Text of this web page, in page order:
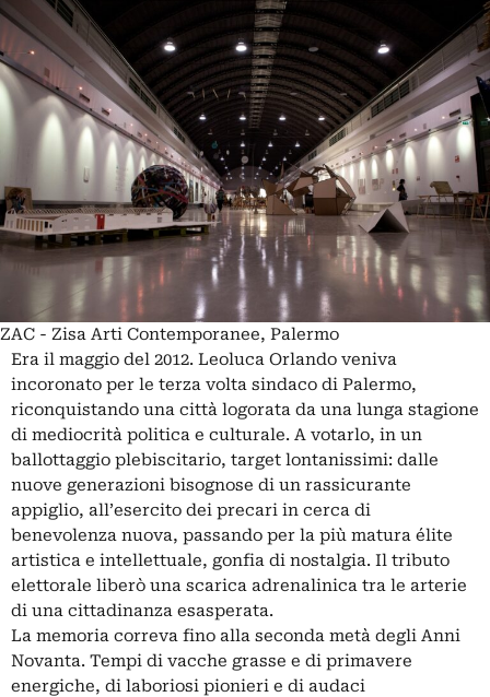
ZAC - Zisa Arti Contemporanee, Palermo
Era il maggio del 2012. Leoluca Orlando veniva
incoronato per le terza volta sindaco di Palermo,
riconquistando una città logorata da una lunga stagione
di mediocrità politica e culturale. A votarlo, in un
ballottaggio plebiscitario, target lontanissimi: dalle
nuove generazioni bisognose di un rassicurante
appiglio, all’esercito dei precari in cerca di
benevolenza nuova, passando per la più matura élite
artistica e intellettuale, gonfia di nostalgia. Il tributo
elettorale liberò una scarica adrenalinica tra le arterie
di una cittadinanza esasperata.
La memoria correva fino alla seconda metà degli Anni
Novanta. Tempi di vacche grasse e di primavere
energiche, di laboriosi pionieri e di audaci